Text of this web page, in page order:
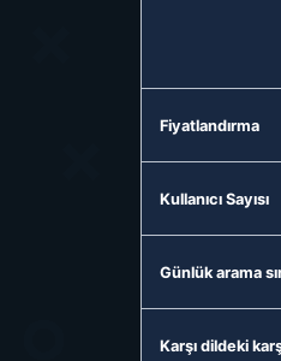
Fiyatlandırma
Kullanıcı Sayısı
Günlük arama
Karşı dildeki